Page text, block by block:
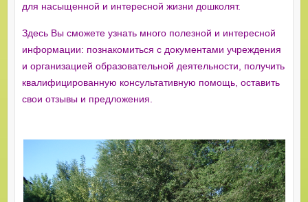
для насыщенной и интересной жизни дошколят.
Здесь Вы сможете узнать много полезной и интересной
информации: познакомиться с документами учреждения
и организацией образовательной деятельности, получить
квалифицированную консультативную помощь, оставить
свои отзывы и предложения.